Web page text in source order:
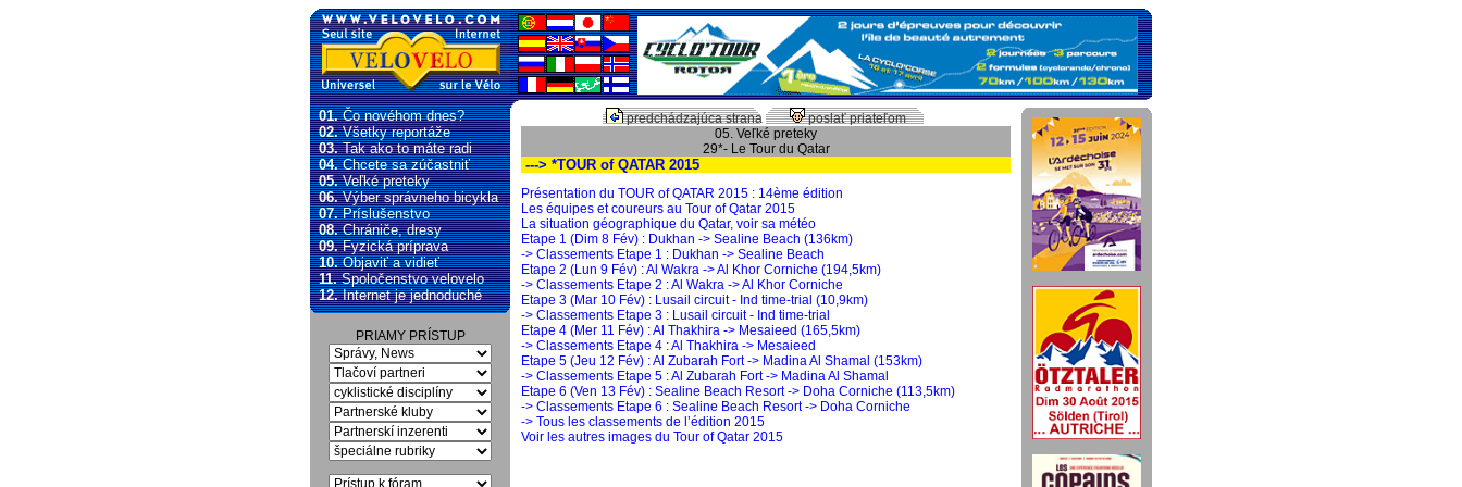
01.Čo novéhom dnes?
02.Všetky reportáže
03.Tak ako to máte radi
04.Chcete sa zúčastniť
05.Veľké preteky
06.Výber správneho bicykla
07.Príslušenstvo
08.Chrániče, dresy
09.Fyzická príprava
10.Objaviť a vidieť
11.Spoločenstvo velovelo
12.Internet je jednoduché
PRIAMY PRÍSTUP
predchádzajúca strana
poslať priateľom
05. Veľké preteky
29*- Le Tour du Qatar
---> *TOUR of QATAR 2015
Présentation du TOUR of QATAR 2015 : 14ème édition
Les équipes et coureurs au Tour of Qatar 2015
La situation géographique du Qatar, voir sa météo
Etape 1 (Dim 8 Fév) : Dukhan -> Sealine Beach (136km)
-> Classements Etape 1 : Dukhan -> Sealine Beach
Etape 2 (Lun 9 Fév) : Al Wakra -> Al Khor Corniche (194,5km)
-> Classements Etape 2 : Al Wakra -> Al Khor Corniche
Etape 3 (Mar 10 Fév) : Lusail circuit - Ind time-trial (10,9km)
-> Classements Etape 3 : Lusail circuit - Ind time-trial
Etape 4 (Mer 11 Fév) : Al Thakhira -> Mesaieed (165,5km)
-> Classements Etape 4 : Al Thakhira -> Mesaieed
Etape 5 (Jeu 12 Fév) : Al Zubarah Fort -> Madina Al Shamal (153km)
-> Classements Etape 5 : Al Zubarah Fort -> Madina Al Shamal
Etape 6 (Ven 13 Fév) : Sealine Beach Resort -> Doha Corniche (113,5km)
-> Classements Etape 6 : Sealine Beach Resort -> Doha Corniche
-> Tous les classements de l’édition 2015
Voir les autres images du Tour of Qatar 2015